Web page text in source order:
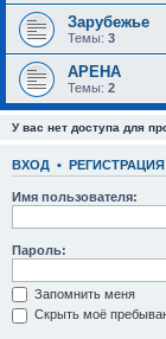
Зарубежье
Темы: 3
АРЕНА
Темы: 2
У вас нет доступа для
ВХОД • РЕГИСТРАЦИЯ
Имя пользователя:
Пароль:
Запомнить меня
Скрыть моё